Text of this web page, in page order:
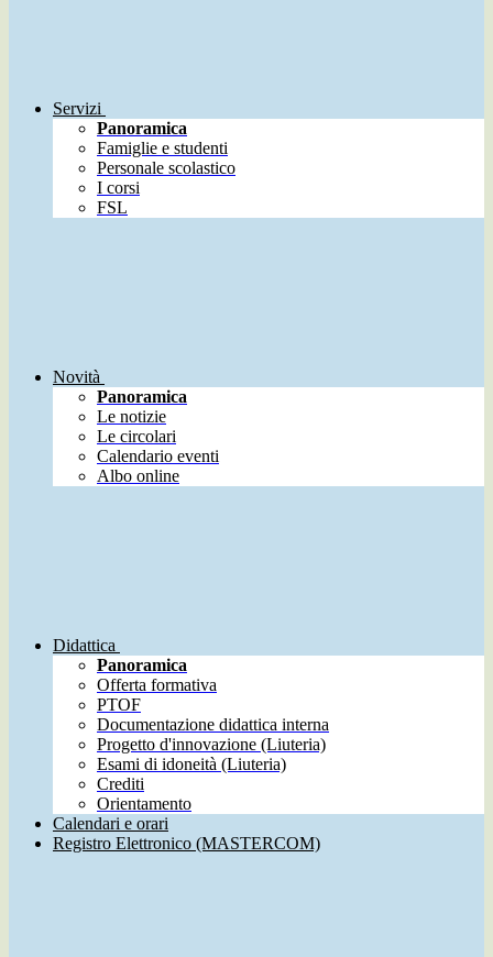
Servizi
Panoramica
Famiglie e studenti
Personale scolastico
I corsi
FSL
Novità
Panoramica
Le notizie
Le circolari
Calendario eventi
Albo online
Didattica
Panoramica
Offerta formativa
PTOF
Documentazione didattica interna
Progetto d'innovazione (Liuteria)
Esami di idoneità (Liuteria)
Crediti
Orientamento
Calendari e orari
Registro Elettronico (MASTERCOM)